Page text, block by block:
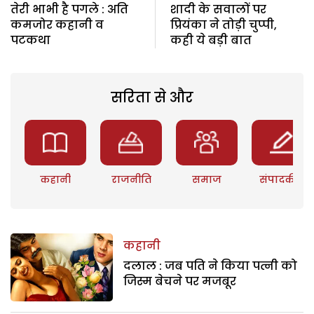
तेरी भाभी है पगले : अति
कमजोर कहानी व
पटकथा
शादी के सवालों पर
प्रियंका ने तोड़ी चुप्पी,
कही ये बड़ी बात
सरिता से और
कहानी राजनीति समाज संपादकीय
कहानी
दलाल : जब पति ने किया पत्नी को
जिस्म बेचने पर मजबूर